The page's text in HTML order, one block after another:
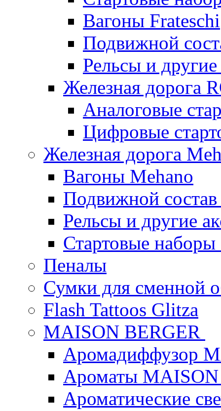
Вагоны Frateschi
Подвижной
Рельсы и
Железная дорога
Аналоговые
Цифровые
Железная дорога
Вагоны Mehano
Подвижной
Рельсы и другие
Стартовые
Пеналы
Сумки для сменной
Flash Tattoos Glitza
MAISON BERGER
Аромадиффузор
Ароматы
Ароматические